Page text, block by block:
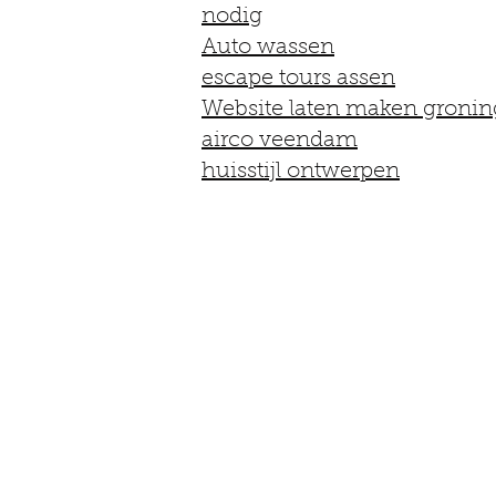
nodig
Auto wassen
escape tours assen
Website laten maken
airco veendam
huisstijl ontwerpen